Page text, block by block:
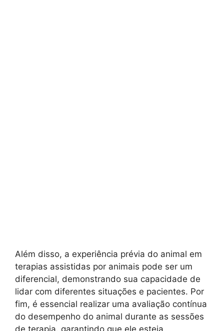
Além disso, a experiência prévia do animal em
terapias assistidas por animais pode ser um
diferencial, demonstrando sua capacidade de
lidar com diferentes situações e pacientes. Por
fim, é essencial realizar uma avaliação contínua
do desempenho do animal durante as sessões